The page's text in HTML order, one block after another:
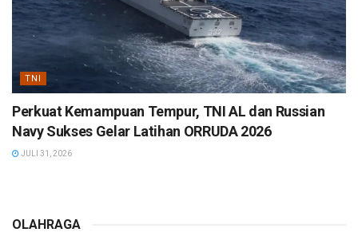
TNI
Perkuat Kemampuan Tempur, TNI AL dan Russian
Navy Sukses Gelar Latihan ORRUDA 2026
JULI 31, 2026
OLAHRAGA